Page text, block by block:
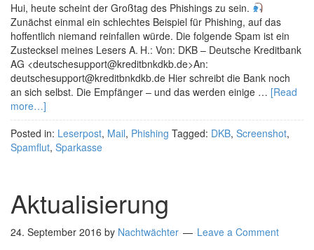
Hui, heute scheint der Großtag des Phishings zu sein.
Zunächst einmal ein schlechtes Beispiel für Phishing, auf das
hoffentlich niemand reinfallen würde. Die folgende Spam ist ein
Zustecksel meines Lesers A. H.: Von: DKB – Deutsche Kreditbank
AG <deutschesupport@kreditbnkdkb.de>An:
deutschesupport@kreditbnkdkb.de Hier schreibt die Bank noch
an sich selbst. Die Empfänger – und das werden einige … [Read
more…]
Posted in: Leserpost, Mail, Phishing Tagged: DKB, Screenshot,
Spamflut, Sparkasse
Aktualisierung
24. September 2016 by Nachtwächter Leave a Comment